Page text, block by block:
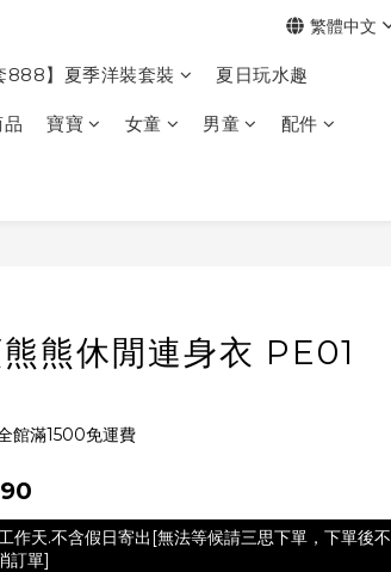
888】夏季洋裝套裝 夏日玩水趣
寶寶 女童 男童 配件
繁體中文
熊休閒連身衣 PE01
館滿1500免運費
作天.不含假日寄出[無法等候請三思下單，下單後不
訂單]